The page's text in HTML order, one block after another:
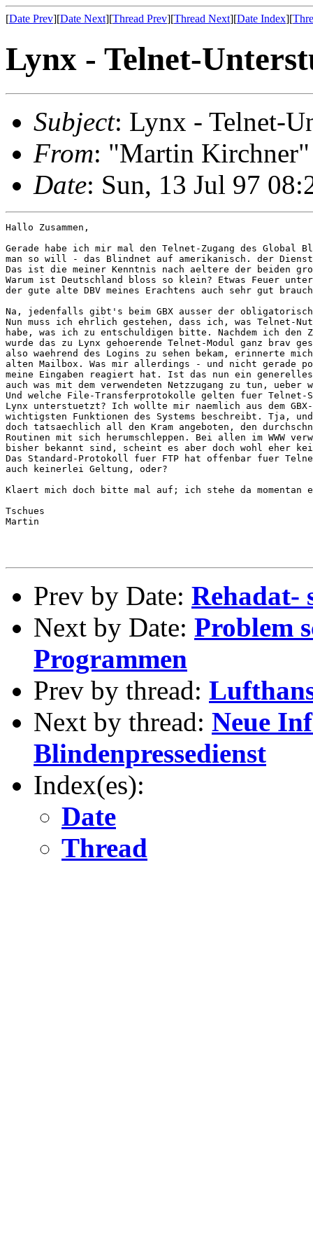
[Date Prev][Date Next][Thread Prev][Thread Next][Date Index][
Lynx - Telnet-
Subject: Lynx - Telnet-
From: "Martin
Date: Sun, 13 Jul 97
Hallo Zusammen,
Gerade habe ich mir mal den Telnet-Zugang des Global
man so will - das Blindnet auf amerikanisch. der
Das ist die meiner Kenntnis nach aeltere der beiden
Warum ist Deutschland bloss so klein? Etwas Feuer
der gute alte DBV meines Erachtens auch sehr gut
Na, jedenfalls gibt's beim GBX ausser der
Nun muss ich ehrlich gestehen, dass ich, was Telnet-
habe, was ich zu entschuldigen bitte. Nachdem ich den
wurde das zu Lynx gehoerende Telnet-Modul ganz brav
also waehrend des Logins zu sehen bekam, erinnerte
alten Mailbox. Was mir allerdings - und nicht
meine Eingaben reagiert hat. Ist das nun ein
auch was mit dem verwendeten Netzzugang zu tun,
Und welche File-Transferprotokolle gelten fuer Telnet-
Lynx unterstuetzt? Ich wollte mir naemlich aus dem
wichtigsten Funktionen des Systems beschreibt. Tja,
doch tatsaechlich all den Kram angeboten, den
Routinen mit sich herumschleppen. Bei allen im WWW
bisher bekannt sind, scheint es aber doch wohl eher
Das Standard-Protokoll fuer FTP hat offenbar fuer
auch keinerlei Geltung, oder?
Klaert mich doch bitte mal auf; ich stehe da momentan
Tschues
Martin
Prev by Date: Rehadat-
Next by Date: Problem
Programmen
Prev by thread:
Next by thread: Neue
Blindenpressedienst
Index(es):
Date
Thread